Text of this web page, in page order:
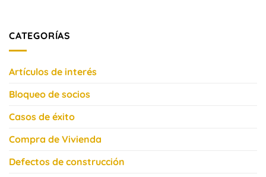
CATEGORÍAS
Artículos de interés
Bloqueo de socios
Casos de éxito
Compra de Vivienda
Defectos de construcción